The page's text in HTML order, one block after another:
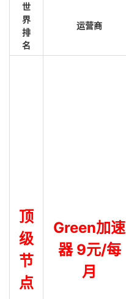
世
界
排
名
运营商
顶
级
节
点
Green加速
器 9元/每
月